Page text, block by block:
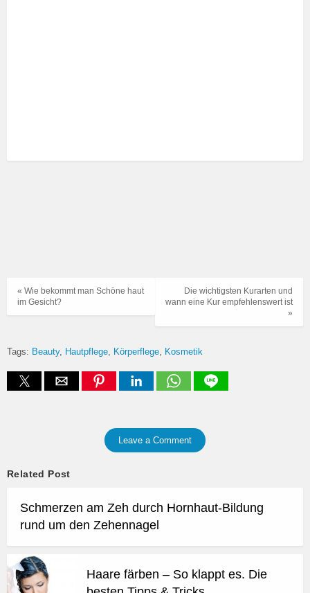
Die wichtigsten Kurarten und
wann eine Kur empfehlenswert ist
»
« Wie bekommt man Schöne haut
im Gesicht?
Tags: Beauty Hautpflege Körperflege Kosmetik
Leave a Comment
Related Post
Schmerzen am Zeh durch Hornhaut-Bildung
rund um den Zehennagel
Haare färben – So klappt es. Die